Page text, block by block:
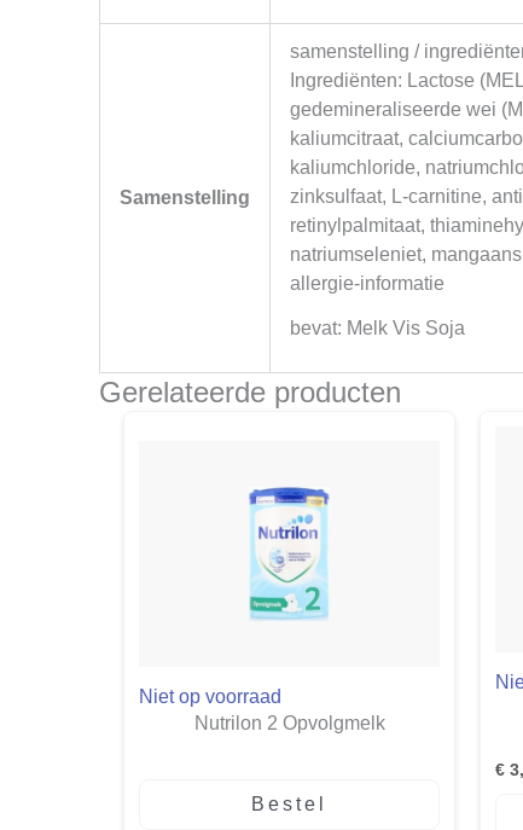
Samenstelling
samenstelling /
Ingrediënten: Lactose
gedemineraliseerde wei
kaliumcitraat,
kaliumchloride,
zinksulfaat, L-carnitine,
retinylpalmitaat,
natriumseleniet,
allergie-informatie
bevat: Melk Vis Soja
Gerelateerde producten
Niet op voorraad
Nutrilon 2 Opvolgmelk
Bestel
€